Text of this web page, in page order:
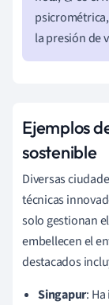
psicrométrica,
la presión de
Ejemplos
sostenible
Diversas
técnicas
solo gestionan
embellecen el
destacados
Singapur: